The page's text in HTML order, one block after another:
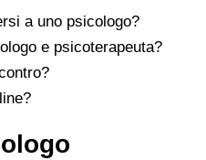
a uno psicologo?
e psicoterapeuta?